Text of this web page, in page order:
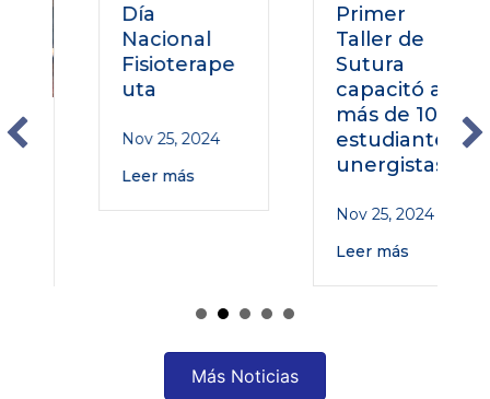
Nacional
Fisioterape
Nov 25, 2024
Leer más
Primer
Taller de
Sutura
capacitó a
más de 100
estudiantes
unergistas
Nov 25, 2024
Leer más
Más Noticias